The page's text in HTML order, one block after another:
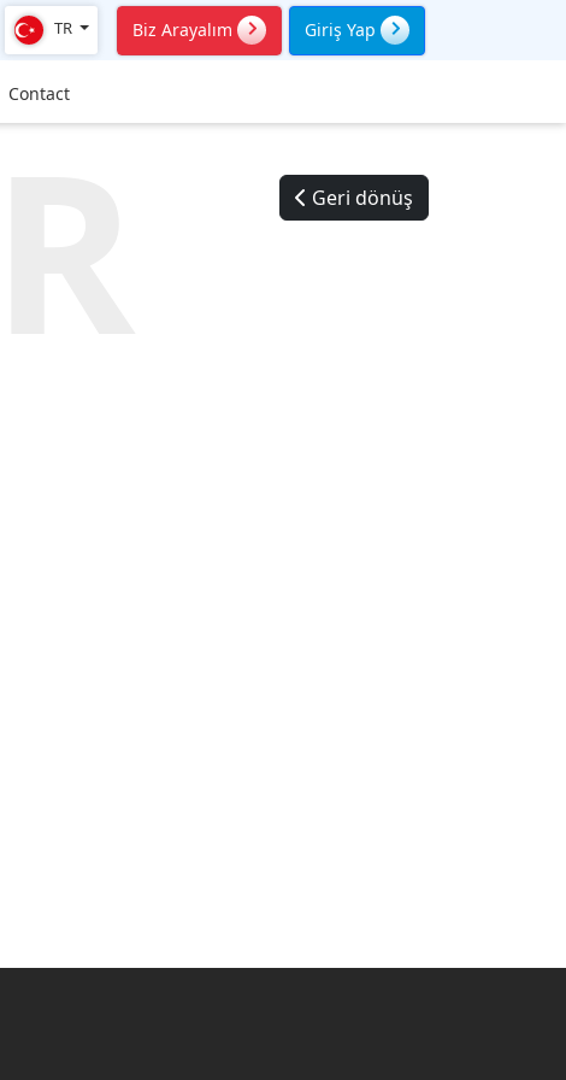
TR Biz Arayalım Giriş Yap
Contact
Geri dönüş